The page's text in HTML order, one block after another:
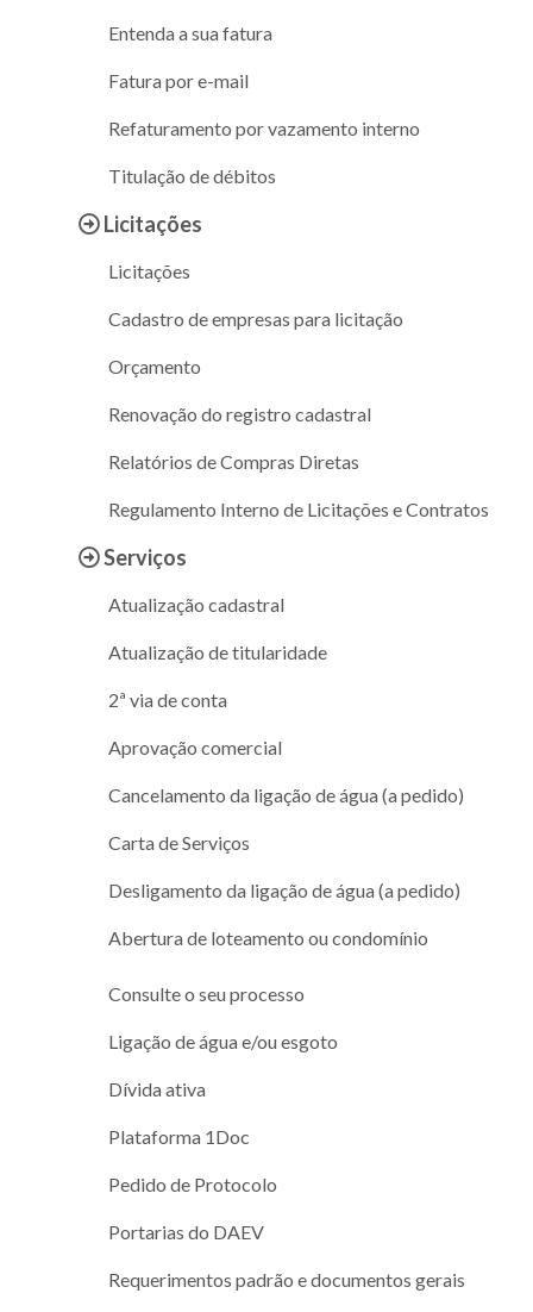
Entenda a sua fatura
Fatura por e-mail
Refaturamento por vazamento interno
Titulação de débitos
Licitações
Licitações
Cadastro de empresas para licitação
Orçamento
Renovação do registro cadastral
Relatórios de Compras Diretas
Regulamento Interno de Licitações e Contratos
Serviços
Atualização cadastral
Atualização de titularidade
2ª via de conta
Aprovação comercial
Cancelamento da ligação de água (a pedido)
Carta de Serviços
Desligamento da ligação de água (a pedido)
Abertura de loteamento ou condomínio
Consulte o seu processo
Ligação de água e/ou esgoto
Dívida ativa
Plataforma 1Doc
Pedido de Protocolo
Portarias do DAEV
Requerimentos padrão e documentos gerais